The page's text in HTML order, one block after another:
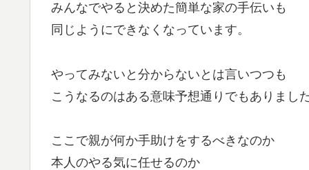
みんなでやると決めた簡単な家の手伝いも
同じようにできなくなっています。
やってみないと分からないとは言いつつも
こうなるのはある意味予想通りでもありました
ここで親が何か手助けをするべきなのか
本人のやる気に任せるのか